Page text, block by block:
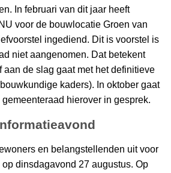
In februari van dit jaar heeft
voor de bouwlocatie Groen van
ingediend. Dit is voorstel is
niet aangenomen. Dat betekent
aan de slag gaat met het definitieve
kaders). In oktober gaat
hierover in gesprek.
en belangstellenden uit voor
dinsdagavond 27 augustus. Op